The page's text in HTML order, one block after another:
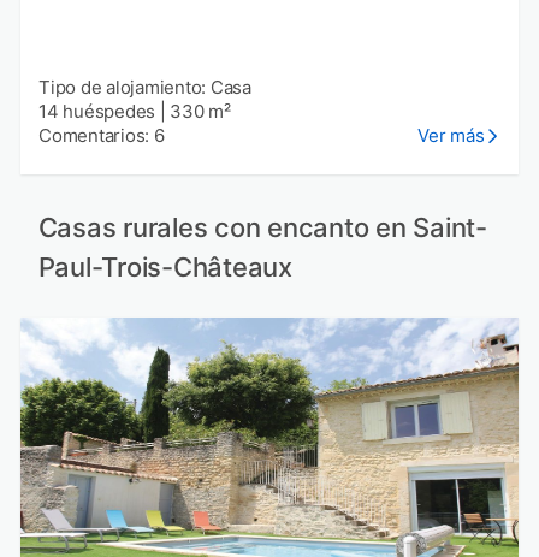
Tipo de alojamiento: Casa
14 huéspedes
330 m²
Comentarios: 6
Ver más
Casas rurales con encanto en Saint-
Paul-Trois-Châteaux